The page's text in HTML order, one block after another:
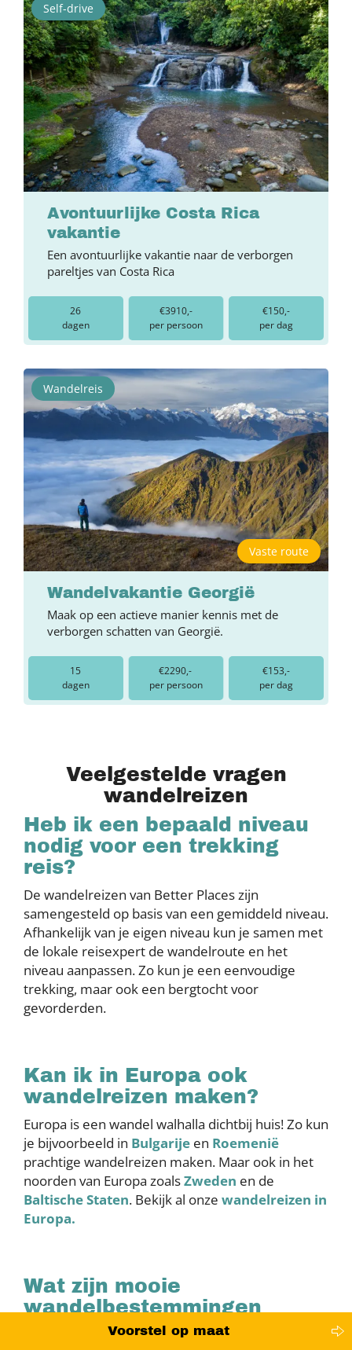
Self-drive
Avontuurlijke Costa Rica
vakantie
Een avontuurlijke vakantie naar de verborgen
pareltjes van Costa Rica
26
dagen
€3910,-
per persoon
€150,-
per dag
Wandelreis
Vaste route
Wandelvakantie Georgië
Maak op een actieve manier kennis met de
verborgen schatten van Georgië.
15
dagen
€2290,-
per persoon
€153,-
per dag
Veelgestelde vragen
wandelreizen
Heb ik een bepaald niveau
nodig voor een trekking
reis?
De wandelreizen van Better Places zijn
samengesteld op basis van een gemiddeld niveau.
Afhankelijk van je eigen niveau kun je samen met
de lokale reisexpert de wandelroute en het
niveau aanpassen. Zo kun je een eenvoudige
trekking, maar ook een bergtocht voor
gevorderden.
Kan ik in Europa ook
wandelreizen maken?
Europa is een wandel walhalla dichtbij huis! Zo kun
je bijvoorbeeld in Bulgarije en Roemenië
prachtige wandelreizen maken. Maar ook in het
noorden van Europa zoalsZweden en de
Baltische Staten. Bekijk al onze wandelreizen in
Europa.
Wat zijn mooie
wandelbestemmingen
buiten Europa?
Voorstel op maat